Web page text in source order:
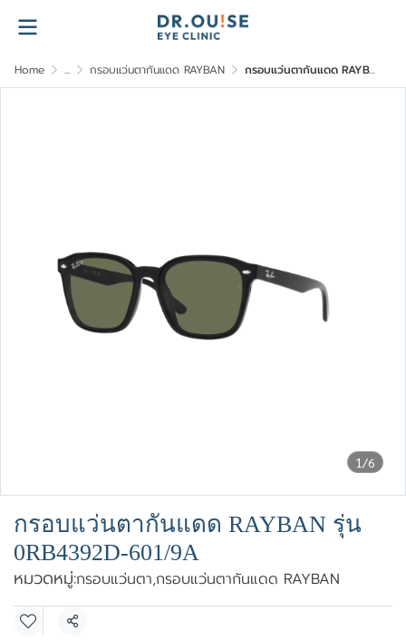
Home ... กรอบแว่นตากันแดด RAYBAN กรอบแว่นตากันแดด RAYBAN รุ่น 0RB4392D-601/9A
1/6
กรอบแว่นตากันแดด RAYBAN รุ่น
0RB4392D-601/9A
หมวดหมู่:กรอบแว่นตา,กรอบแว่นตากันแดด RAYBAN
แชร์